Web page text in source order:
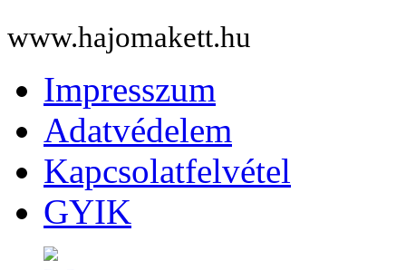
www.hajomakett.hu
Impresszum
Adatvédelem
Kapcsolatfelvétel
GYIK